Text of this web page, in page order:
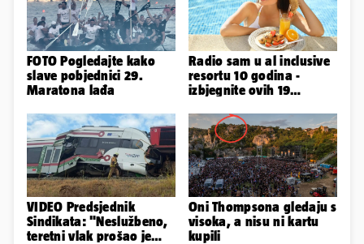
FOTO Pogledajte kako
slave pobjednici 29.
Maratona lađa
Radio sam u al inclusive
resortu 10 godina -
izbjegnite ovih 19
odmor
VIDEO Predsjednik
Sindikata: "Neslužbeno,
teretni vlak prošao je
Oni Thompsona gledaju s
visoka, a nisu ni kartu
kupili